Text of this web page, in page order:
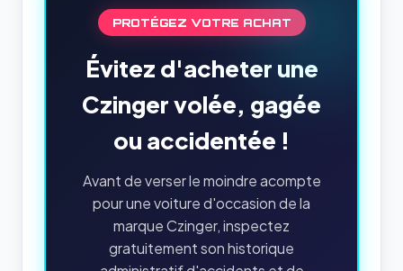
PROTÉGEZ VOTRE ACHAT
Évitez d'acheter une
Czinger volée, gagée
ou accidentée !
Avant de verser le moindre acompte
pour une voiture d'occasion de la
marque Czinger, inspectez
gratuitement son historique